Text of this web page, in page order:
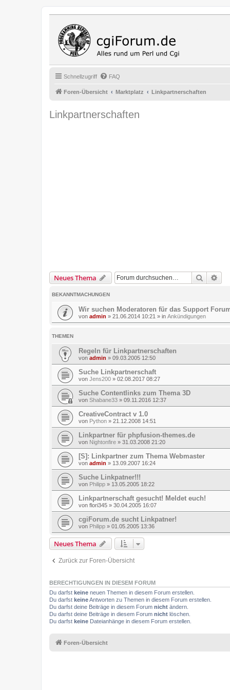
Schnellzugriff FAQ
Foren-Übersicht Marktplatz Linkpartnerschaften
Linkpartnerschaften
Neues Thema Suche
BEKANNTMACHUNGEN
Wir suchen Moderatoren für das Support
von admin » 21.06.2014 10:21 » in Ankündigungen
THEMEN
Regeln für Linkpartnerschaften
von admin » 09.03.2005 12:50
Suche Linkpartnerschaft
von Jens200 » 02.08.2017 08:27
Suche Contentlinks zum Thema 3D
von Shabane33 » 09.11.2016 12:37
CreativeContract v 1.0
von Python » 21.12.2008 14:51
Linkpartner für phpfusion-themes.de
von Nightonfire » 31.03.2008 21:20
[S]: Linkpartner zum Thema Webmaster
von admin » 13.09.2007 16:24
Suche Linkpatner!!!
von Philipp » 13.05.2005 18:22
Linkpartnerschaft gesucht! Meldet euch!
von flori345 » 30.04.2005 16:07
cgiForum.de sucht Linkpatner!
von Philipp » 01.05.2005 13:36
Neues Thema
Zurück zur Foren-Übersicht
BERECHTIGUNGEN IN DIESEM FORUM
Du darfst keine neuen Themen in diesem Forum erstellen.
Du darfst keineAntworten zu Themen in diesem Forum erstellen.
Du darfst deine Beiträge in diesem Forum nicht ändern.
Du darfst deine Beiträge in diesem Forum nicht löschen.
Du darfst keine Dateianhänge in diesem Forum erstellen.
Foren-Übersicht